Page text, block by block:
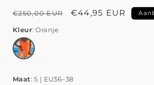
Normale
prijs
€250,00 EUR Aanbiedingsprijs
€44,95 EUR
Kleur Oranje
Maat S | EU36–38